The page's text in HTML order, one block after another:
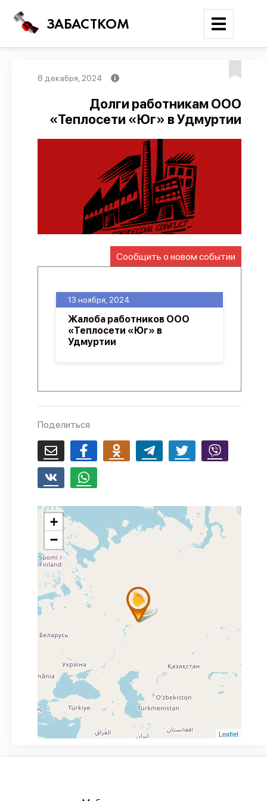
ЗАБАСТКОМ
Поиск
Новости
Карта событий
Трудовые конфликты
Отчеты
Предложить публикацию
API
Политика конфиденциальности
8 декабря, 2024
Долги работникам ООО
«Теплосети «Юг» в Удмуртии
Сообщить о новом событии
13 ноября, 2024
Жалоба работников ООО
«Теплосети «Юг» в
Удмуртии
Поделиться
+
−
Leaflet